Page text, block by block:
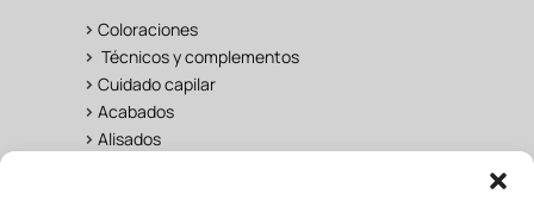
> Coloraciones
> Técnicos y complementos
> Cuidado capilar
> Acabados
> Alisados